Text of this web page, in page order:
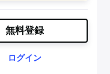
無料登録
ログイン